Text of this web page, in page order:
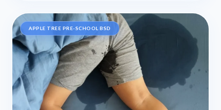
APPLE TREE PRE-SCHOOL BSD